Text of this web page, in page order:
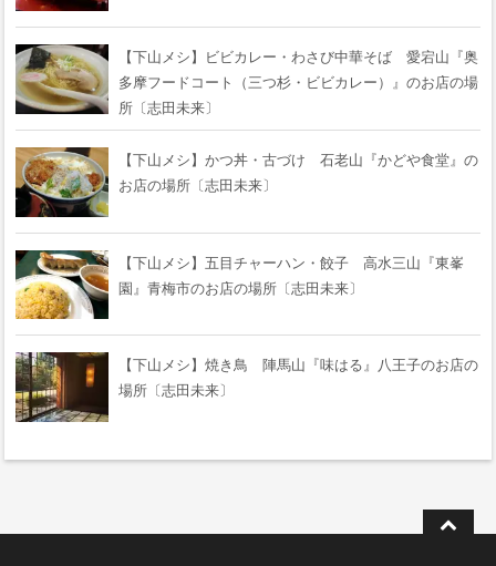
【下山メシ】ビビカレー・わさび中華そば 愛宕山『奥
多摩フードコート（三つ杉・ビビカレー）』のお店の場
所〔志田未来〕
【下山メシ】かつ丼・古づけ 石老山『かどや食堂』の
お店の場所〔志田未来〕
【下山メシ】五目チャーハン・餃子 高水三山『東峯
園』青梅市のお店の場所〔志田未来〕
【下山メシ】焼き鳥 陣馬山『味はる』八王子のお店の
場所〔志田未来〕